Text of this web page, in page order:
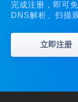
完成注册，即可
DNS解析、扫描
立即注册